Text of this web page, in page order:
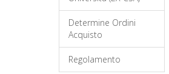
Determine Ordini
Acquisto
Regolamento